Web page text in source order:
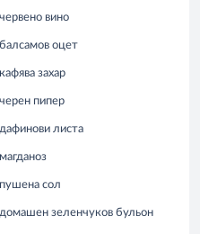
червено вино
балсамов оцет
кафява захар
черен пипер
дафинови листа
магданоз
пушена сол
домашен зеленчуков бульон